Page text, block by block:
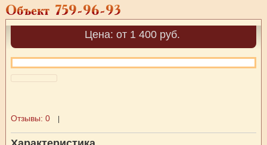
Объект 759-96-93
Цена: от 1 400 руб.
Отзывы: 0